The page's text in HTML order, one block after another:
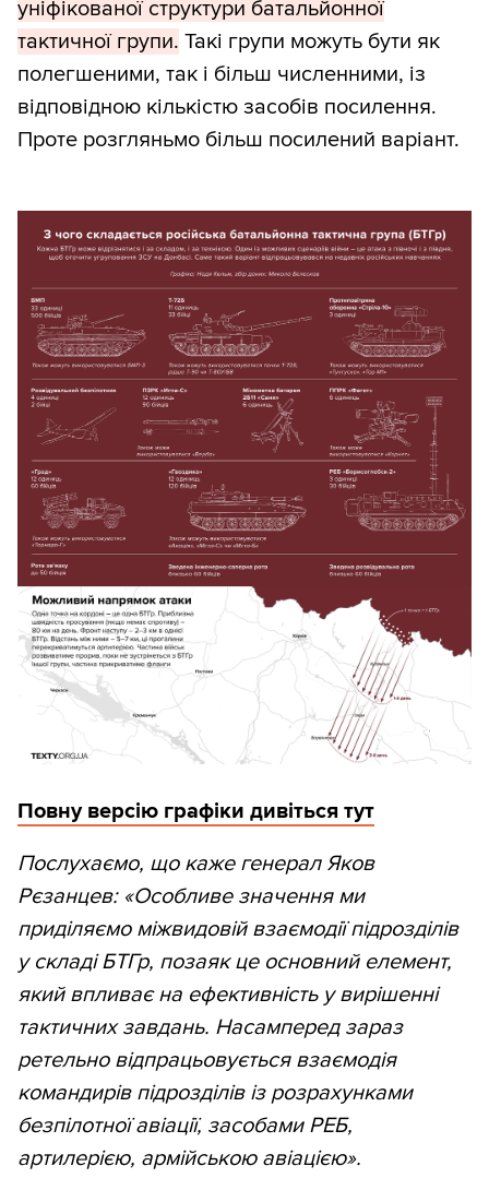
уніфікованої структури батальйонної
тактичної групи. Такі групи можуть бути як
полегшеними, так і більш численними, із
відповідною кількістю засобів посилення.
Проте розгляньмо більш посилений варіант.
Повну версію графіки дивіться тут
Послухаємо, що каже генерал Яков
Рєзанцев: «Особливе значення ми
приділяємо міжвидовій взаємодії підрозділів
у складі БТГр, позаяк це основний елемент,
який впливає на ефективність у вирішенні
тактичних завдань. Насамперед зараз
ретельно відпрацьовується взаємодія
командирів підрозділів із розрахунками
безпілотної авіації, засобами РЕБ,
артилерією, армійською авіацією».